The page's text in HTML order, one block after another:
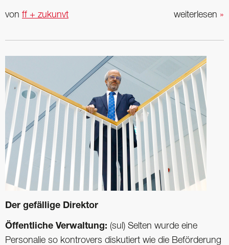
weiterlesen »
von ff + zukunvt
Der gefällige Direktor
Öffentliche Verwaltung: (sul) Selten wurde eine
Personalie so kontrovers diskutiert wie die Beförderung